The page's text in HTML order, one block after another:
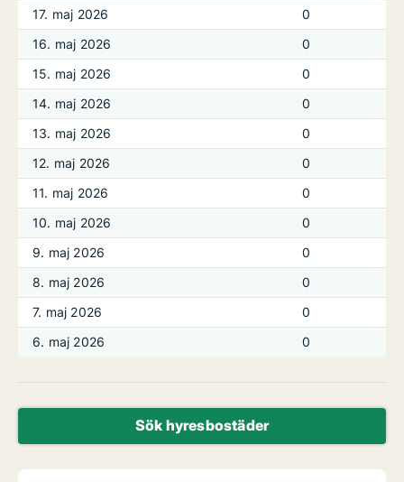
17. maj 2026
0
16. maj 2026
0
15. maj 2026
0
14. maj 2026
0
13. maj 2026
0
12. maj 2026
0
11. maj 2026
0
10. maj 2026
0
9. maj 2026
0
8. maj 2026
0
7. maj 2026
0
6. maj 2026
0
Sök hyresbostäder